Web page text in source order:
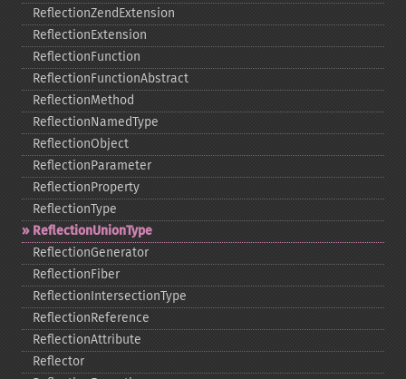
ReflectionZendExtension
ReflectionExtension
ReflectionFunction
ReflectionFunctionAbstract
ReflectionMethod
ReflectionNamedType
ReflectionObject
ReflectionParameter
ReflectionProperty
ReflectionType
ReflectionUnionType
ReflectionGenerator
ReflectionFiber
ReflectionIntersectionType
ReflectionReference
ReflectionAttribute
Reflector